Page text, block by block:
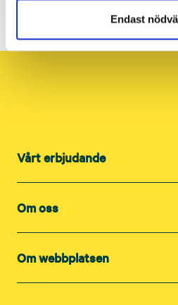
Endast
Vårt erbjudande
Om oss
Om webbplatsen